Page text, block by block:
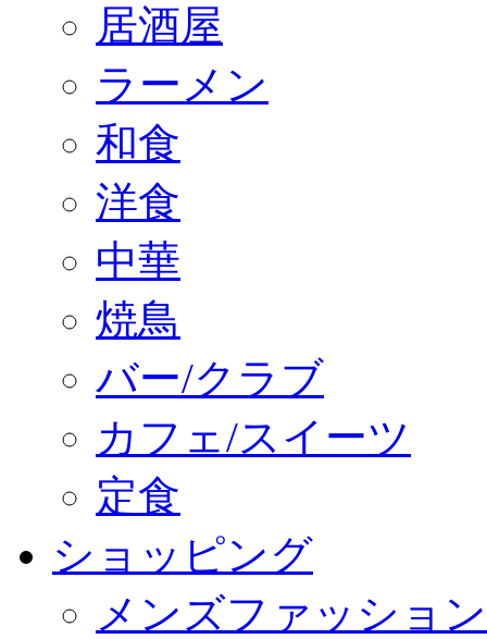
居酒屋
ラーメン
和食
洋食
中華
焼鳥
バー/クラブ
カフェ/スイーツ
定食
ショッピング
メンズファッション